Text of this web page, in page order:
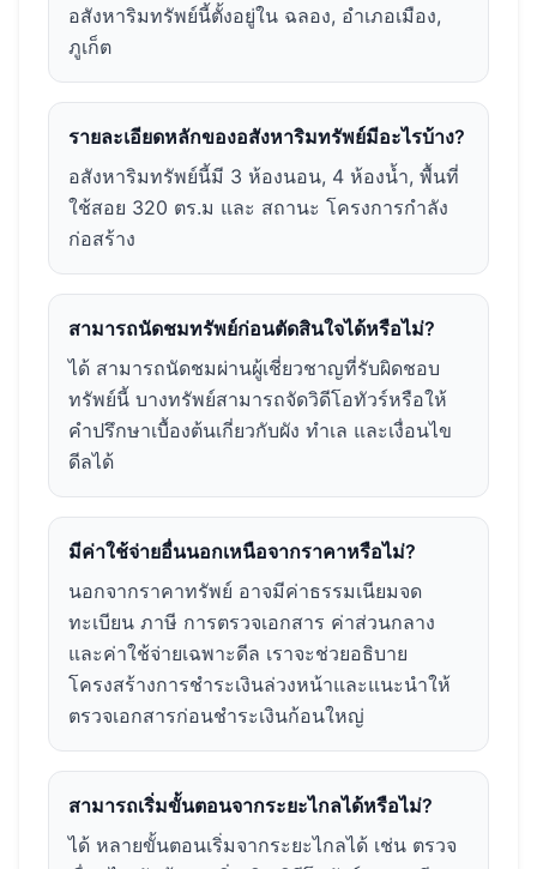
อสังหาริมทรัพย์นี้ตั้งอยู่ใน ฉลอง, อำเภอเมือง,
ภูเก็ต
รายละเอียดหลักของอสังหาริมทรัพย์มีอะไรบ้าง?
อสังหาริมทรัพย์นี้มี 3 ห้องนอน, 4 ห้องน้ำ, พื้นที่
ใช้สอย 320 ตร.ม และ สถานะ โครงการกำลัง
ก่อสร้าง
สามารถนัดชมทรัพย์ก่อนตัดสินใจได้หรือไม่?
ได้ สามารถนัดชมผ่านผู้เชี่ยวชาญที่รับผิดชอบ
ทรัพย์นี้ บางทรัพย์สามารถจัดวิดีโอทัวร์หรือให้
คำปรึกษาเบื้องต้นเกี่ยวกับผัง ทำเล และเงื่อนไข
ดีลได้
มีค่าใช้จ่ายอื่นนอกเหนือจากราคาหรือไม่?
นอกจากราคาทรัพย์ อาจมีค่าธรรมเนียมจด
ทะเบียน ภาษี การตรวจเอกสาร ค่าส่วนกลาง
และค่าใช้จ่ายเฉพาะดีล เราจะช่วยอธิบาย
โครงสร้างการชำระเงินล่วงหน้าและแนะนำให้
ตรวจเอกสารก่อนชำระเงินก้อนใหญ่
สามารถเริ่มขั้นตอนจากระยะไกลได้หรือไม่?
ได้ หลายขั้นตอนเริ่มจากระยะไกลได้ เช่น ตรวจ